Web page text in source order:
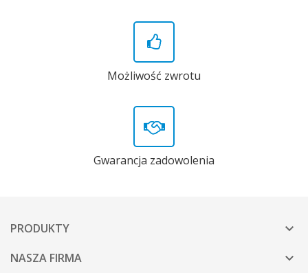
Możliwość zwrotu
Gwarancja zadowolenia
PRODUKTY 
NASZA FIRMA 